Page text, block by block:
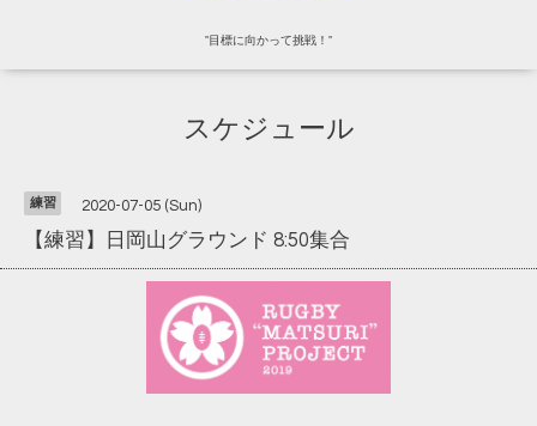
"目標に向かって挑戦！"
スケジュール
練習 2020-07-05 (Sun)
【練習】日岡山グラウンド 8:50集合